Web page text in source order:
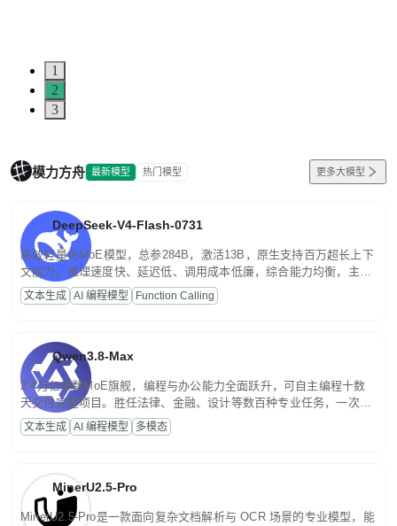
1
2
3
模力方舟 最新模型 热门模型 更多大模型
DeepSeek-V4-Flash-0731
高效轻量化MoE模型，总参284B，激活13B，原生支持百万超长上下
文能力。推理速度快、延迟低、调用成本低廉，综合能力均衡，主打
高并发、轻量化任务，适合日常对话、内容创作、基础 RAG、批量
文案处理等普惠刚需场景。
文本生成 AI 编程模型 Function Calling
Qwen3.8-Max
2.4万亿参数MoE旗舰，编程与办公能力全面跃升，可自主编程十数
天交付完整项目。胜任法律、金融、设计等数百种专业任务，一次对
话端到端交付生产级成果。原生视觉理解贯穿规划、执行与验证全流
程，支持超长文档与长视频的深度语义解析。长程任务中自主规划与
文本生成 AI 编程模型 多模态
MinerU2.5-Pro
MinerU2.5-Pro是一款面向复杂文档解析与 OCR 场景的专业模型，能